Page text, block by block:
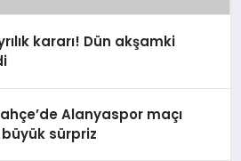
kararı! Dün akşamki
Alanyaspor maçı
sürpriz